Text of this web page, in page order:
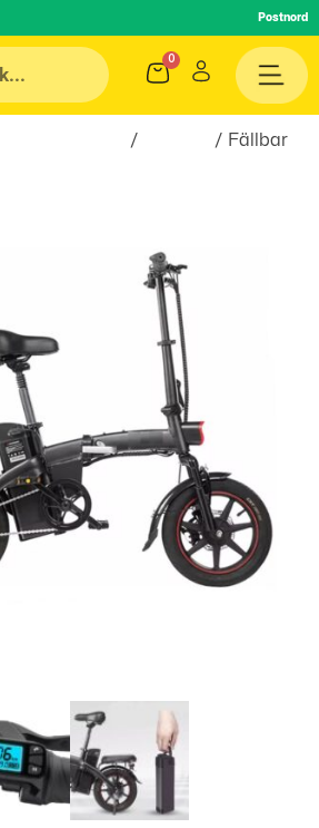
Postnord
/
/ Fällbar